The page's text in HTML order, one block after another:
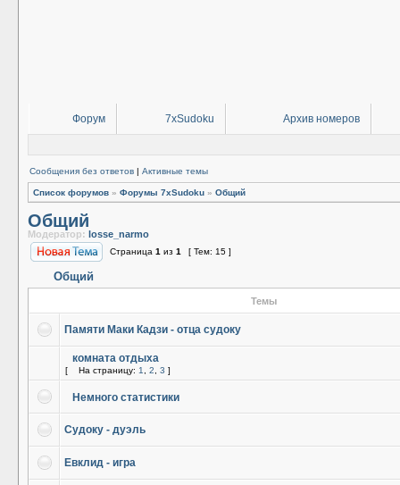
Форум 7xSudoku Архив номеров
Сообщения без ответов | Активные темы
Список форумов » Форумы 7xSudoku » Общий
Общий
Модератор: losse_narmo
Страница 1 из 1 [ Тем: 15 ]
Общий
Темы
Памяти Маки Кадзи - отца судоку
комната отдыха
[ На страницу: 1 2 3 ]
Немного статистики
Судоку - дуэль
Евклид - игра